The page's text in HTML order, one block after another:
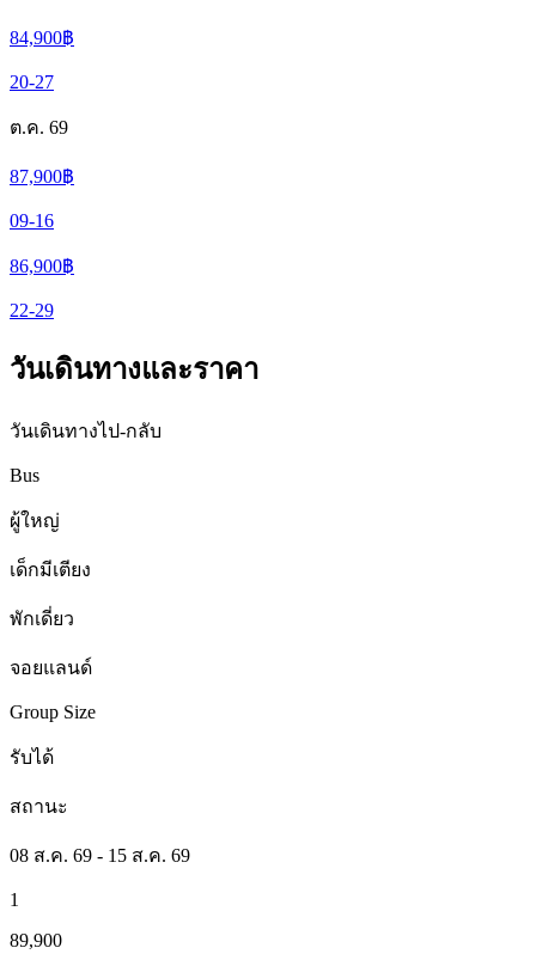
84,900฿
20-27
ต.ค. 69
87,900฿
09-16
86,900฿
22-29
วันเดินทางและราคา
วันเดินทางไป-กลับ
Bus
ผู้ใหญ่
เด็กมีเตียง
พักเดี่ยว
จอยแลนด์
Group Size
รับได้
สถานะ
08 ส.ค. 69 - 15 ส.ค. 69
1
89,900